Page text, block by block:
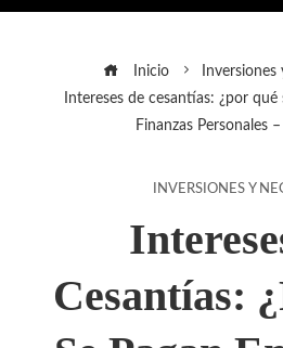
Inicio
Intereses de cesantías: ¿por
Finanzas Personales
INVERSIONES Y
Cesantías: